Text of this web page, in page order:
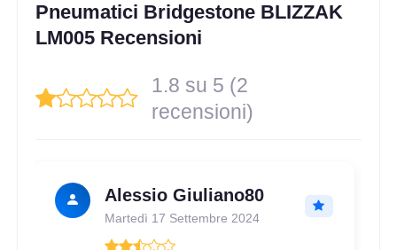
Pneumatici Bridgestone BLIZZAK
LM005 Recensioni
1.8 su 5 (2
recensioni)
Alessio Giuliano80
Martedì 17 Settembre 2024